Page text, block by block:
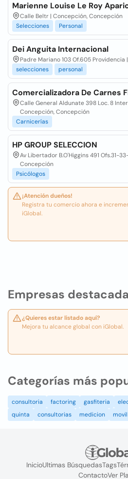
Empresas
¿Quieres estar listado aquí?
Mejora tu alcance global con iGlobal.
Marienne Louise Le Roy
Calle Beltr | Concepción, Concepción
Selecciones
Personal
Dei Anguita Internacional
Padre Mariano 103 Of.605 Providencia
selecciones
personal
Comercializadora De Carnes
Calle General Aldunate 398 Loc. 8
Concepción, Concepción
Carnicerías
HP GROUP SELECCION
Av Libertador B.O'Higgins 491 Ofs.31-
Concepción
Psicólogos
¡Atención dueños!
Registra tu comercio ahora e
iGlobal.
Categorías más
consultoria factoring gasfiteria
quinta
consultorias medicion movil
InicioUltimas BúsquedasTags
ContactoVer